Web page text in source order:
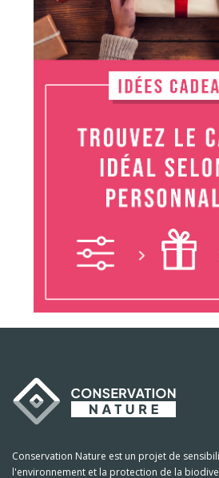
Conservation Nature est un projet de
l'environnement et la protection de la